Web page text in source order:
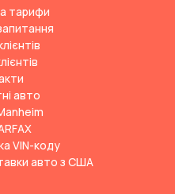
тарифи
авто
VIN-коду
авто з США